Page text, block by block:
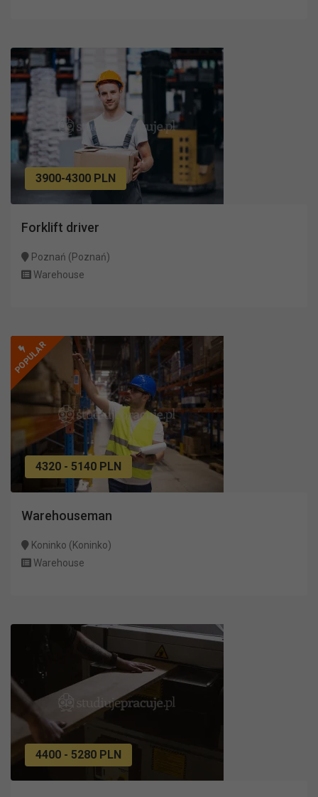
3900-4300 PLN
Forklift driver
Poznań (Poznań)
Warehouse
POPULAR
4320 - 5140 PLN
Warehouseman
Koninko (Koninko)
Warehouse
4400 - 5280 PLN